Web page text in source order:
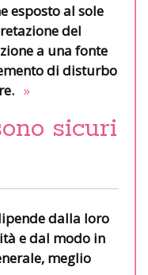
esposto al sole
del
a una fonte
di disturbo
»
sicuri
dalla loro
e dal modo in
meglio